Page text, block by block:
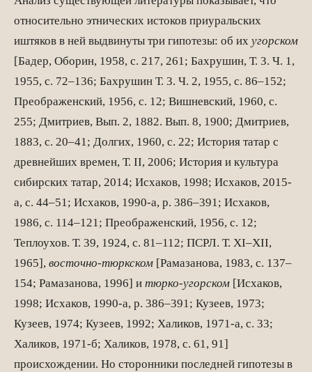
относительно этнических истоков приуральских
иштяков в ней выдвинуты три гипотезы: об их угорском
[Бадер, Оборин, 1958, с. 217, 261; Бахрушин, Т. 3. Ч. 1,
1955, с. 72–136; Бахрушин Т. 3. Ч. 2, 1955, с. 86–152;
Преображенский, 1956, с. 12; Вишневский, 1960, с.
255; Дмитриев, Вып. 2, 1882. Вып. 8, 1900; Дмитриев,
1883, с. 20–41; Долгих, 1960, с. 22; История татар с
древнейших времен, Т. II, 2006; История и культура
сибирских татар, 2014; Исхаков, 1998; Исхаков, 2015-
а, с. 44–51; Исхаков, 1990-а, р. 386–391; Исхаков,
1986, с. 114–121; Преображенский, 1956, с. 12;
Теплоухов. Т. 39, 1924, с. 81–112; ПСРЛ. Т. XI–XII,
1965], восточно-тюркском [Рамазанова, 1983, с. 137–
154; Рамазанова, 1996] и тюрко-угорском [Исхаков,
1998; Исхаков, 1990-а, р. 386–391; Кузеев, 1973;
Кузеев, 1974; Кузеев, 1992; Халиков, 1971-а, с. 33;
Халиков, 1971-б; Халиков, 1978, с. 61, 91]
происхождении. Но сторонники последней гипотезы в